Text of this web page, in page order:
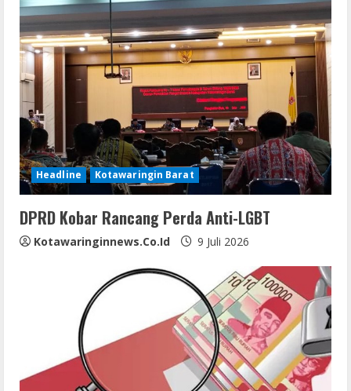
e
R
e
a
d
i
n
g
Headline Kotawaringin Barat
DPRD Kobar Rancang Perda Anti-LGBT
Kotawaringinnews.co.id 9 Juli 2026